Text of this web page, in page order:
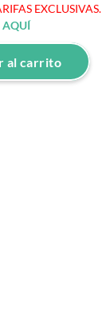
EXCLUSIVAS.
AQUÍ
al carrito